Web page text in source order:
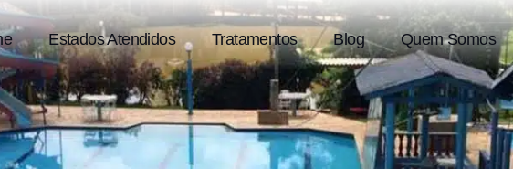
Estados Atendidos Tratamentos Blog Quem Somos